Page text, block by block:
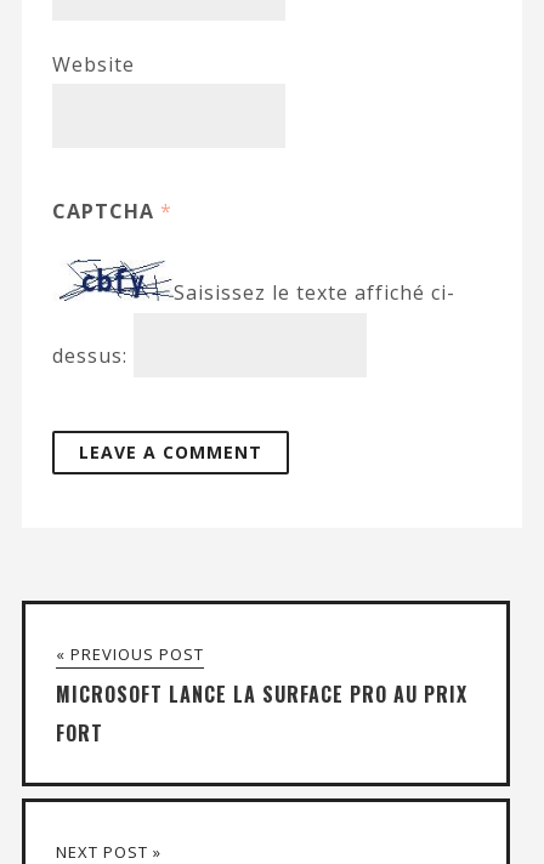
Website
CAPTCHA *
Saisissez le texte affiché ci-
dessus:
« PREVIOUS POST
MICROSOFT LANCE LA SURFACE PRO AU PRIX
FORT
NEXT POST »